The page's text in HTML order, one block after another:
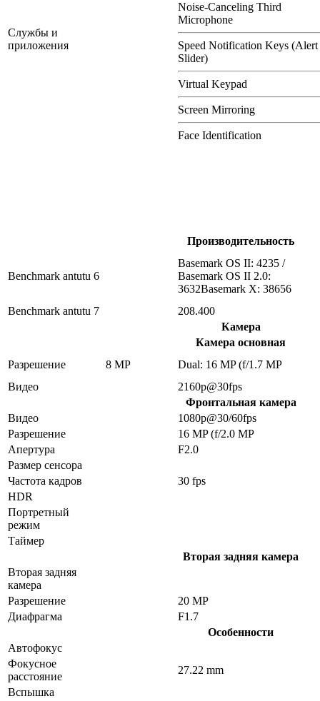
Службы и
приложения
Noise-Canceling Third
Microphone
Speed Notification Keys (Alert
Slider)
Virtual Keypad
Screen Mirroring
Face Identification
Производительность
Benchmark antutu 6
Basemark OS II: 4235 /
Basemark OS II 2.0:
3632Basemark X: 38656
Benchmark antutu 7
208.400
Камера
Камера основная
Разрешение
8 MP
Dual: 16 MP (f/1.7 MP
Видео
2160p@30fps
Фронтальная камера
Видео
1080p@30/60fps
Разрешение
16 MP (f/2.0 MP
Апертура
F2.0
Размер сенсора
Частота кадров
30 fps
HDR
Портретный
режим
Таймер
Вторая задняя камера
Вторая задняя
камера
Разрешение
20 MP
Диафрагма
F1.7
Особенности
Автофокус
Фокусное
расстояние
27.22 mm
Вспышка